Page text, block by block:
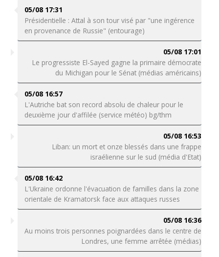
05/08 17:31
Présidentielle : Attal à son tour visé par "une ingérence
en provenance de Russie" (entourage)
05/08 17:01
Le progressiste El-Sayed gagne la primaire démocrate
du Michigan pour le Sénat (médias américains)
05/08 16:57
L'Autriche bat son record absolu de chaleur pour le
deuxième jour d'affilée (service météo) bg/thm
05/08 16:53
Liban: un mort et onze blessés dans une frappe
israélienne sur le sud (média d'Etat)
05/08 16:42
L'Ukraine ordonne l'évacuation de familles dans la zone
orientale de Kramatorsk face aux attaques russes
05/08 16:36
Au moins trois personnes poignardées dans le centre de
Londres, une femme arrêtée (médias)